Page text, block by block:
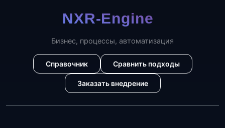
Бизнес, процессы, автоматизация
Справочник Сравнить подходы
Заказать внедрение